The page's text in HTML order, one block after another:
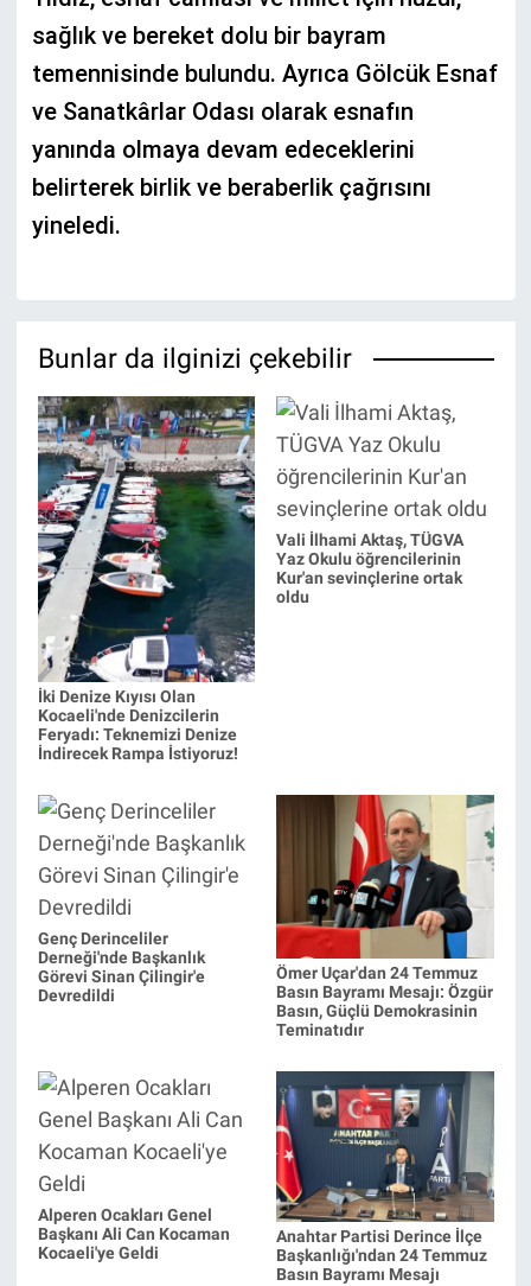
sağlık ve bereket dolu bir bayram
temennisinde bulundu. Ayrıca Gölcük Esnaf
ve Sanatkârlar Odası olarak esnafın
yanında olmaya devam edeceklerini
belirterek birlik ve beraberlik çağrısını
yineledi.
Bunlar da ilginizi çekebilir
İki Denize Kıyısı Olan
Kocaeli'nde Denizcilerin
Feryadı: Teknemizi Denize
İndirecek Rampa İstiyoruz!
Vali İlhami Aktaş, TÜGVA
Yaz Okulu öğrencilerinin
Kur'an sevinçlerine ortak
oldu
Genç Derinceliler
Derneği'nde Başkanlık
Görevi Sinan Çilingir'e
Devredildi
Ömer Uçar'dan 24 Temmuz
Basın Bayramı Mesajı: Özgür
Basın, Güçlü Demokrasinin
Teminatıdır
Alperen Ocakları Genel
Başkanı Ali Can Kocaman
Kocaeli'ye Geldi
Anahtar Partisi Derince İlçe
Başkanlığı'ndan 24 Temmuz
Basın Bayramı Mesajı